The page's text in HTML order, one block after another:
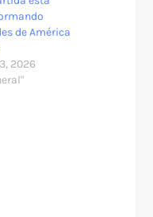
de América
2026